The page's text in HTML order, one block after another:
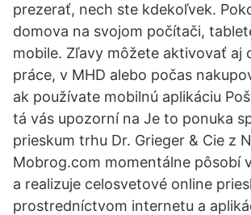
prezerať, nech ste kdekoľvek.
domova na svojom počítači,
mobile. Zľavy môžete aktivovať aj
práce, v MHD alebo počas
ak používate mobilnú aplikáciu
tá vás upozorní na Je to ponuka
prieskum trhu Dr. Grieger & Cie z
Mobrog.com momentálne pôsobí
a realizuje celosvetové online
prostredníctvom internetu a